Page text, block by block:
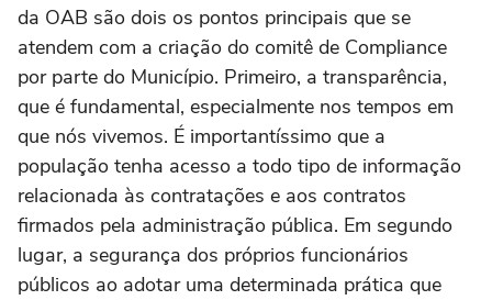
da OAB são dois os pontos principais que se
atendem com a criação do comitê de Compliance
por parte do Município. Primeiro, a transparência,
que é fundamental, especialmente nos tempos em
que nós vivemos. É importantíssimo que a
população tenha acesso a todo tipo de informação
relacionada às contratações e aos contratos
firmados pela administração pública. Em segundo
lugar, a segurança dos próprios funcionários
públicos ao adotar uma determinada prática que